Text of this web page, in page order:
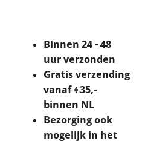
Binnen 24 - 48
uur verzonden
Gratis verzending
vanaf €35,-
binnen NL
Bezorging ook
mogelijk in het